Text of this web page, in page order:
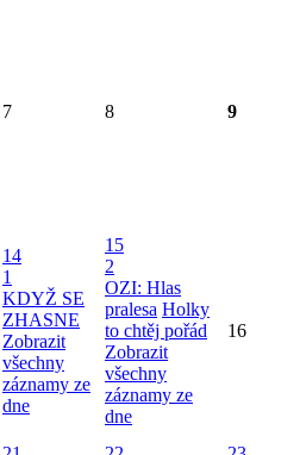
7 8 9
14
1
KDYŽ SE
ZHASNE
Zobrazit
všechny
záznamy ze
dne
15
2
OZI: Hlas
pralesa Holky
to chtěj pořád
Zobrazit
všechny
záznamy ze
dne
16